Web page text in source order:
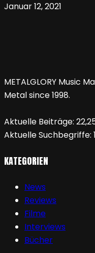
Januar 12, 2021
METALGLORY Music
Metal since 1998.
Aktuelle Beiträge:
Aktuelle Suchbegriffe:
KATEGORIEN
News
Reviews
Filme
Interviews
Bücher